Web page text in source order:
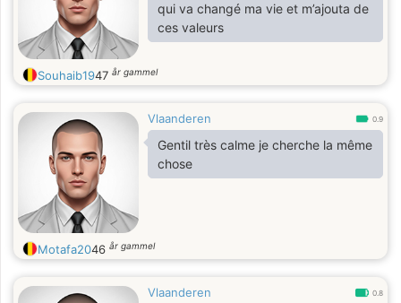
qui va changé ma vie et m’ajouta de
ces valeurs
Souhaib1947 år gammel
Vlaanderen 0.9
Gentil très calme je cherche la même
chose
Motafa2046 år gammel
Vlaanderen 0.8